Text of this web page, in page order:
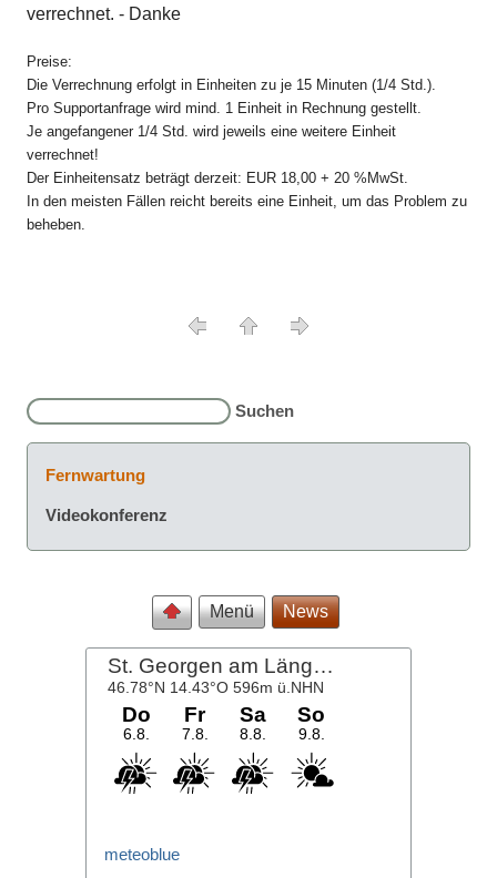
verrechnet. - Danke
Preise:
Die Verrechnung erfolgt in Einheiten zu je 15 Minuten (1/4 Std.).
Pro Supportanfrage wird mind. 1 Einheit in Rechnung gestellt.
Je angefangener 1/4 Std. wird jeweils eine weitere Einheit
verrechnet!
Der Einheitensatz beträgt derzeit: EUR 18,00 + 20 %MwSt.
In den meisten Fällen reicht bereits eine Einheit, um das Problem zu
beheben.
Fernwartung
Videokonferenz
Menü News
meteoblue